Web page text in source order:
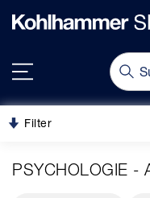
springen
Filter
PSYCHOLOGIE -